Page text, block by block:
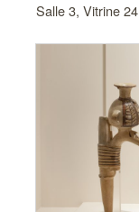
Salle 3, Vitrine 24